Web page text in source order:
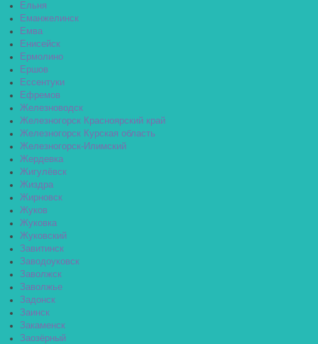
Ельня
Еманжелинск
Емва
Енисейск
Ермолино
Ершов
Ессентуки
Ефремов
Железноводск
Железногорск Красноярский край
Железногорск Курская область
Железногорск-Илимский
Жердевка
Жигулёвск
Жиздра
Жирновск
Жуков
Жуковка
Жуковский
Завитинск
Заводоуковск
Заволжск
Заволжье
Задонск
Заинск
Закаменск
Заозёрный